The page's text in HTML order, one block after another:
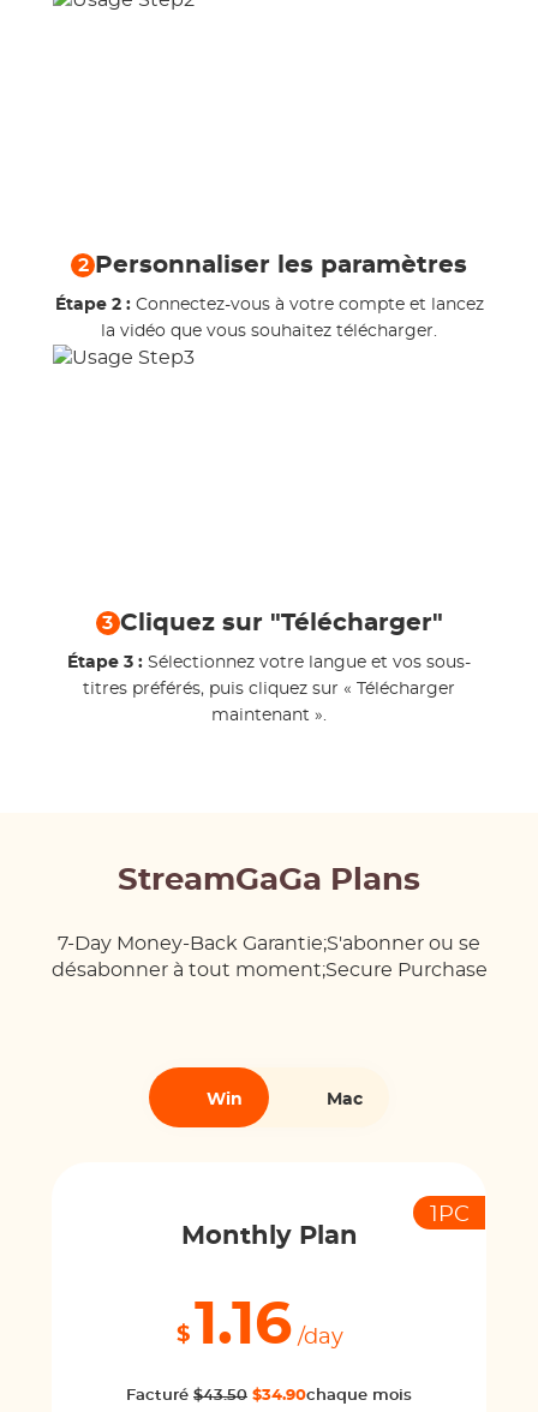
2 Personnaliser les paramètres
Étape 2 : Connectez-vous à votre compte et lancez
la vidéo que vous souhaitez télécharger.
3 Cliquez sur "Télécharger"
Étape 3 : Sélectionnez votre langue et vos sous-
titres préférés, puis cliquez sur « Télécharger
maintenant ».
StreamGaGa Plans
7-Day Money-Back Garantie;S'abonner ou se
désabonner à tout moment;Secure Purchase
Win Mac
Monthly Plan
1PC
$ 1.16 /day
Facturé $43.50 $34.90chaque mois